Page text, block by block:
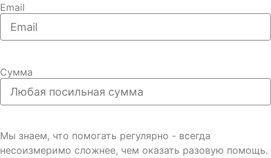
Email
Сумма
Мы знаем, что помогать регулярно - всегда
несоизмеримо сложнее, чем оказать разовую помощь.